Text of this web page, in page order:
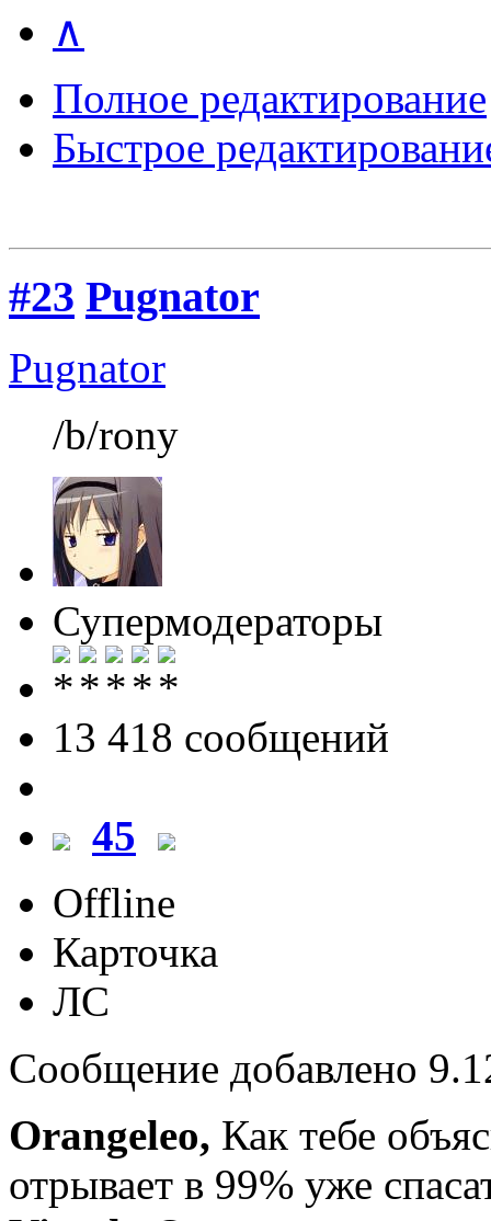
∧
Полное редактирование
Быстрое
#23 Pugnator
Pugnator
/b/rony
Супермодераторы
13 418 cообщений
45
Offline
Карточка
ЛС
Сообщение добавлено
Orangeleo, Как тебе
отрывает в 99% уже